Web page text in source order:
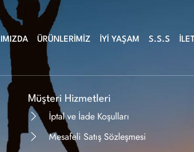
ÜRÜNLERİMİZ İYİ YAŞAM S.S.S
Müşteri Hizmetleri
İptal ve İade Koşulları
Mesafeli Satış Sözleşmesi